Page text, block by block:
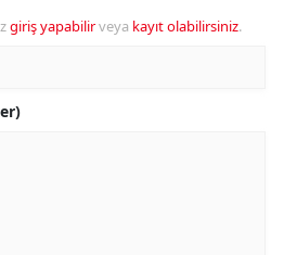
giriş yapabilirveya kayıt olabilirsiniz.